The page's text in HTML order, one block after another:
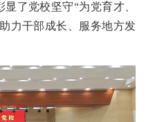
了党校坚守“为党育才、
力干部成长、服务地方发